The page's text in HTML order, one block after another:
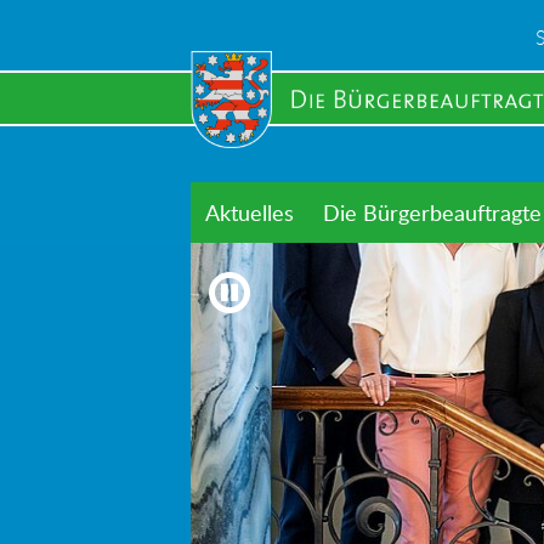
main
Aktuelles Die Bürgerbeauftragte